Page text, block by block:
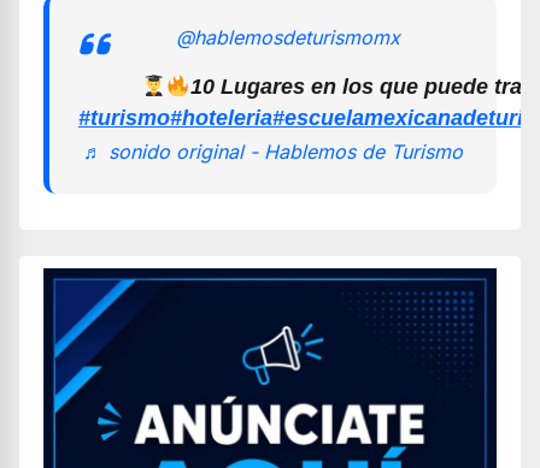
@hablemosdeturismomx
10 Lugares en los que puede
#turismo#hoteleria
♬ sonido original - Hablemos de Turismo